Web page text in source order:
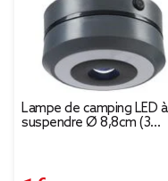
Lampe de camping LED à
suspendre Ø 8,8cm (3